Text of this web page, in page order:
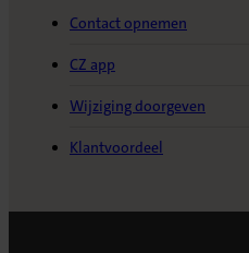
Contact opnemen
CZ app
Wijziging doorgeven
Klantvoordeel